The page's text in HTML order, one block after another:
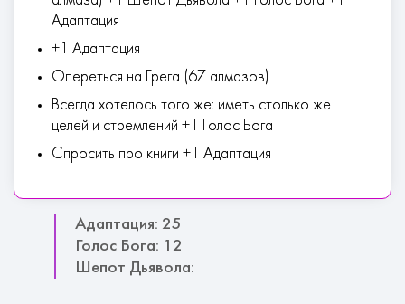
Адаптация
+1 Адаптация
Опереться на Грега (67 алмазов)
Всегда хотелось того же: иметь столько же
целей и стремлений +1 Голос Бога
Спросить про книги +1 Адаптация
Адаптация: 25
Голос Бога: 12
Шепот Дьявола: